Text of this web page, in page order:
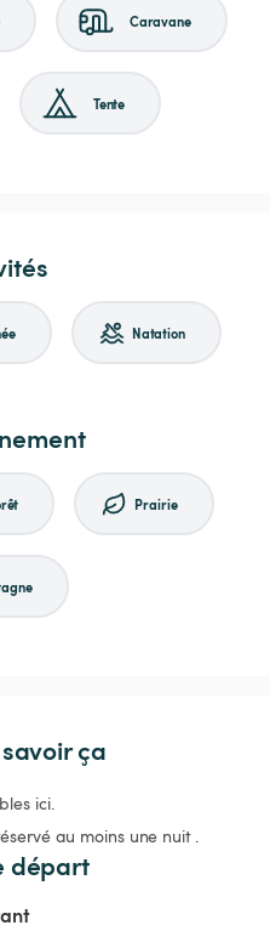
Caravane
Tente
Natation
Prairie
ça
ici.
au moins une nuit .
départ